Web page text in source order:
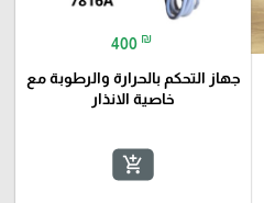
400 ₪
جهاز التحكم بالحرارة والرطوبة مع
خاصية الانذار
add_shopping_cart